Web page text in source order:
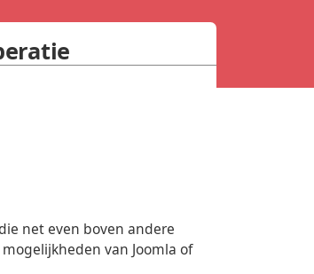
net even boven andere
van Joomla of